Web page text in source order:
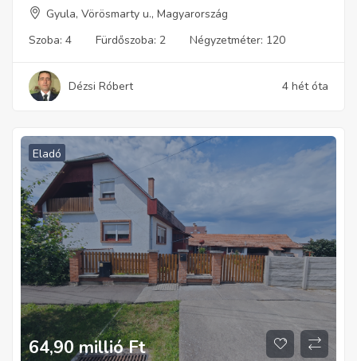
Gyula, Vörösmarty u., Magyarország
Szoba: 4 Fürdőszoba: 2 Négyzetméter: 120
Dézsi Róbert 4 hét óta
Eladó
64,90 millió Ft